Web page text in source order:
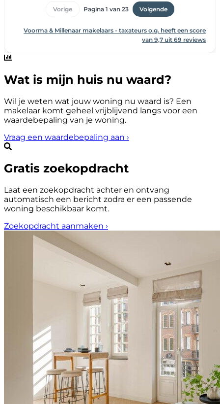
Wat is mijn huis nu waard?
Wil je weten wat jouw woning nu waard is? Een
makelaar komt geheel vrijblijvend langs voor een
waardebepaling van je woning.
Vraag een waardebepaling aan ›
Gratis zoekopdracht
Laat een zoekopdracht achter en ontvang
automatisch een bericht zodra er een passende
woning beschikbaar komt.
Zoekopdracht aanmaken ›